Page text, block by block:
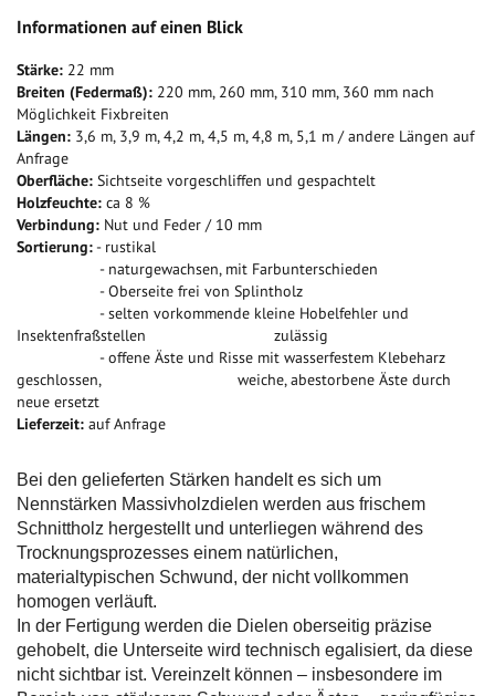
Informationen auf einen Blick
Stärke: 22 mm
Breiten (Federmaß): 220 mm, 260 mm, 310 mm, 360 mm nach
Möglichkeit Fixbreiten
Längen: 3,6 m, 3,9 m, 4,2 m, 4,5 m, 4,8 m, 5,1 m / andere Längen auf
Anfrage
Oberfläche: Sichtseite vorgeschliffen und gespachtelt
Holzfeuchte: ca 8 %
Verbindung: Nut und Feder / 10 mm
Sortierung: - rustikal
- naturgewachsen, mit Farbunterschieden
- Oberseite frei von Splintholz
- selten vorkommende kleine Hobelfehler und
Insektenfraßstellen zulässig
- offene Äste und Risse mit wasserfestem Klebeharz
geschlossen, weiche, abestorbene Äste durch
neue ersetzt
Lieferzeit: auf Anfrage
Bei den gelieferten Stärken handelt es sich um
Nennstärken Massivholzdielen werden aus frischem
Schnittholz hergestellt und unterliegen während des
Trocknungsprozesses einem natürlichen,
materialtypischen Schwund, der nicht vollkommen
homogen verläuft.
In der Fertigung werden die Dielen oberseitig präzise
gehobelt, die Unterseite wird technisch egalisiert, da diese
nicht sichtbar ist. Vereinzelt können – insbesondere im